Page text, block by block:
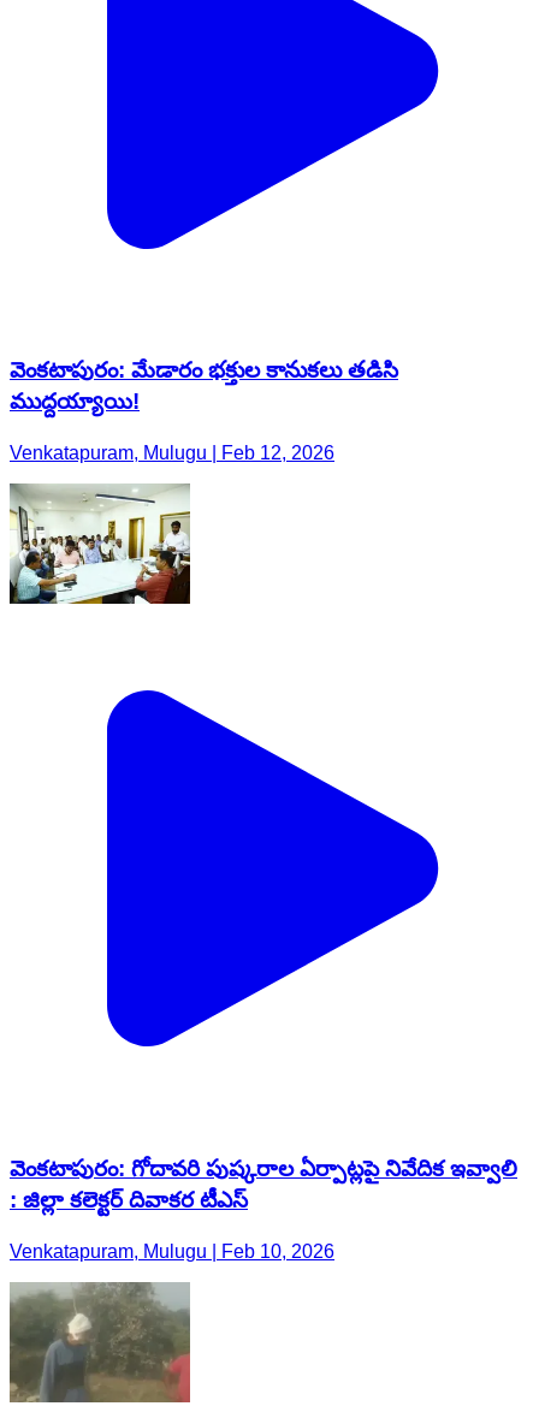
వెంకటాపురం: మేడారం భక్తుల కానుకలు తడిసి
ముద్దయ్యాయి!
Venkatapuram, Mulugu | Feb 12, 2026
వెంకటాపురం: గోదావరి పుష్కరాల ఏర్పాట్లపై నివేదిక ఇవ్వాలి
: జిల్లా కలెక్టర్ దివాకర టీఎస్
Venkatapuram, Mulugu | Feb 10, 2026